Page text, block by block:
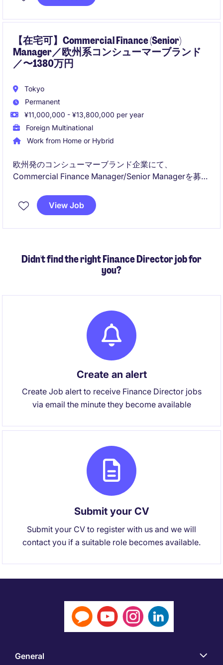
【在宅可】Commercial Finance (Senior)
Manager／欧州系コンシューマーブランド
／〜1380万円
Tokyo
Permanent
¥11,000,000 - ¥13,800,000 per year
Foreign Multinational
Work from Home or Hybrid
欧州発のコンシューマーブランド企業にて、
Commercial Finance Manager/Senior Managerを募集
がら経営陣のビジネスパートナーとして事業成長と収
益性向上をリードする、戦略性の高いポジションで
View Job
Didn't find the right Finance Director job for
you?
Create an alert
Create Job alert to receive Finance Director jobs
via email the minute they become available
Submit your CV
Submit your CV to register with us and we will
contact you if a suitable role becomes available.
General